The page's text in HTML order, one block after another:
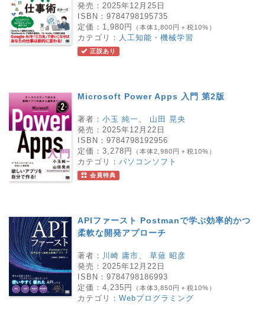
発売： 2025年12月25日
ISBN： 9784798195735
定価： 1,980円 （本体1,800円＋税10%）
カテゴリ： 人工知能・機械学習
正誤あり
Microsoft Power Apps 入門 第2版
著者： 小玉 純一
山田 晃央
発売： 2025年12月22日
ISBN： 9784798192956
定価： 3,278円 （本体2,980円＋税10%）
カテゴリ： パソコンソフト
会員特典
APIファースト Postmanで学ぶ効率的かつ
柔軟な開発アプローチ
著者： 川崎 庸市
草薙 昭彦
発売： 2025年12月22日
ISBN： 9784798186993
定価： 4,235円 （本体3,850円＋税10%）
カテゴリ： Webプログラミング